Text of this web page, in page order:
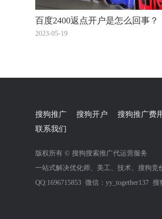
百度2400返点开户是怎么回事？
2023-05-19
搜狗推广 搜狗开户 搜狗推广费
联系我们
版权所有 © 搜狗搜索推广代运营服务
一站式解决优化师、美工、技术、搜狗竞
QQ:1696715853 微信：yy_together137 搜